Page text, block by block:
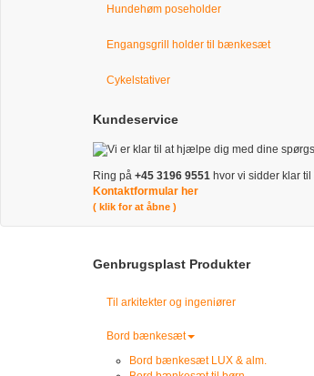
Hundehøm poseholder
Engangsgrill holder til bænkesæt
Cykelstativer
Kundeservice
Ring på +45 3196 9551 hvor vi sidder klar
Kontaktformular her
( klik for at åbne )
Genbrugsplast Produkter
Til arkitekter og ingeniører
Bord bænkesæt
Bord bænkesæt LUX & alm.